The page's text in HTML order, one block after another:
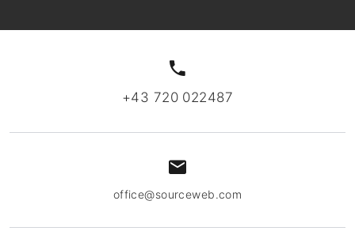
+43 720 022487
office@sourceweb.com